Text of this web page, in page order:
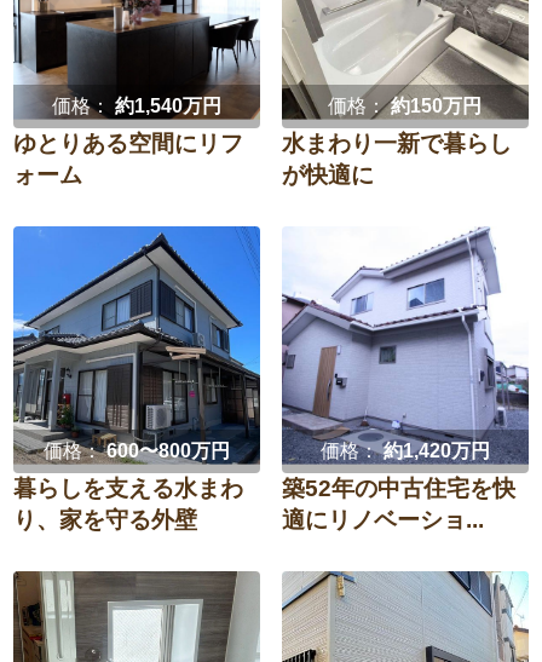
価格：約1,540万円
ゆとりある空間にリフ
ォーム
価格：約150万円
水まわり一新で暮らし
が快適に
価格：600〜800万円
暮らしを支える水まわ
り、家を守る外壁
価格：約1,420万円
築52年の中古住宅を快
適にリノベーショ...